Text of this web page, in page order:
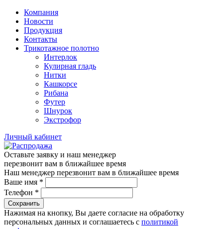
Компания
Новости
Продукция
Контакты
Трикотажное полотно
Интерлок
Кулирная гладь
Нитки
Кашкорсе
Рибана
Футер
Шнурок
Экстрофор
Личный кабинет
Оставьте заявку и наш менеджер
перезвонит вам в ближайшее время
Наш менеджер перезвонит вам в ближайшее время
Ваше имя *
Телефон *
Сохранить
Нажимая на кнопку, Вы даете согласие на обработку
персональных данных и соглашаетесь с политикой